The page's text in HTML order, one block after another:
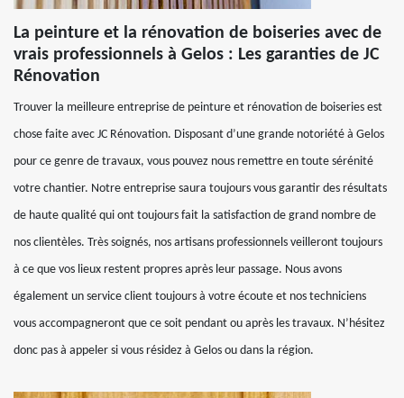
La peinture et la rénovation de boiseries avec de
vrais professionnels à Gelos : Les garanties de JC
Rénovation
Trouver la meilleure entreprise de peinture et rénovation de boiseries est
chose faite avec JC Rénovation. Disposant d’une grande notoriété à Gelos
pour ce genre de travaux, vous pouvez nous remettre en toute sérénité
votre chantier. Notre entreprise saura toujours vous garantir des résultats
de haute qualité qui ont toujours fait la satisfaction de grand nombre de
nos clientèles. Très soignés, nos artisans professionnels veilleront toujours
à ce que vos lieux restent propres après leur passage. Nous avons
également un service client toujours à votre écoute et nos techniciens
vous accompagneront que ce soit pendant ou après les travaux. N’hésitez
donc pas à appeler si vous résidez à Gelos ou dans la région.